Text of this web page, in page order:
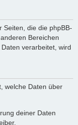
Seiten, die die phpBB-
Bereichen
verarbeitet, wird
welche Daten über
deiner Daten